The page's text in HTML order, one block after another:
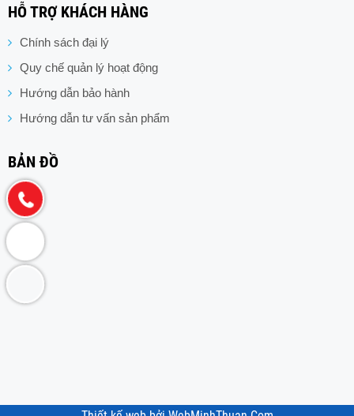
HỖ TRỢ KHÁCH HÀNG
Chính sách đại lý
Quy chế quản lý hoạt động
Hướng dẫn bảo hành
Hướng dẫn tư vấn sản phẩm
BẢN ĐỒ